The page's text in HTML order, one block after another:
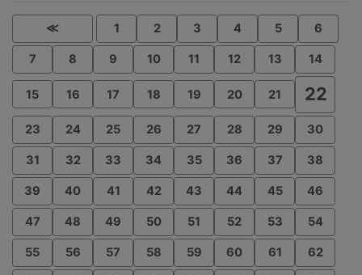
≪ 1 2 3 4 5 6
7 8 9 10 11 12 13 14
15 16 17 18 19 20 21 22
23 24 25 26 27 28 29 30
31 32 33 34 35 36 37 38
39 40 41 42 43 44 45 46
47 48 49 50 51 52 53 54
55 56 57 58 59 60 61 62